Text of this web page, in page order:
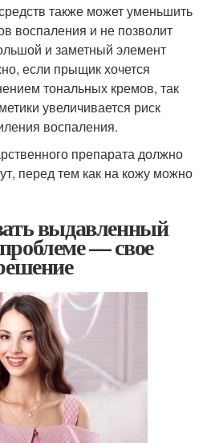
также может уменьшить
воспаления и не позволит
и заметный элемент
если прыщик хочется
тональных кремов, так
увеличивается риск
воспаления.
препарата должно
перед тем как на кожу можно
выдавленный
— свое